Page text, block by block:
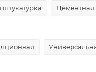
Цементная